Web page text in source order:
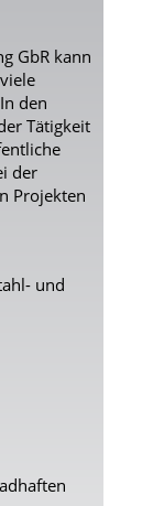
GbR kann
den
Tätigkeit
der
Projekten
und